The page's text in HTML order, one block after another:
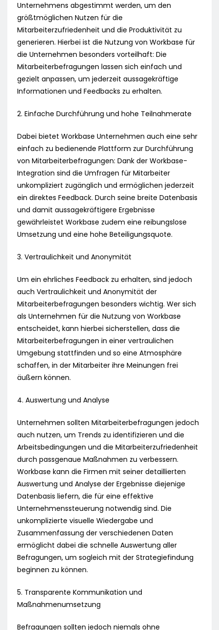
Unternehmens abgestimmt werden, um den
größtmöglichen Nutzen für die
Mitarbeiterzufriedenheit und die Produktivität zu
generieren. Hierbei ist die Nutzung von Workbase für
die Unternehmen besonders vorteilhaft: Die
Mitarbeiterbefragungen lassen sich einfach und
gezielt anpassen, um jederzeit aussagekräftige
Informationen und Feedbacks zu erhalten.
2. Einfache Durchführung und hohe Teilnahmerate
Dabei bietet Workbase Unternehmen auch eine sehr
einfach zu bedienende Plattform zur Durchführung
von Mitarbeiterbefragungen: Dank der Workbase-
Integration sind die Umfragen für Mitarbeiter
unkompliziert zugänglich und ermöglichen jederzeit
ein direktes Feedback. Durch seine breite Datenbasis
und damit aussagekräftigere Ergebnisse
gewährleistet Workbase zudem eine reibungslose
Umsetzung und eine hohe Beteiligungsquote.
3. Vertraulichkeit und Anonymität
Um ein ehrliches Feedback zu erhalten, sind jedoch
auch Vertraulichkeit und Anonymität der
Mitarbeiterbefragungen besonders wichtig. Wer sich
als Unternehmen für die Nutzung von Workbase
entscheidet, kann hierbei sicherstellen, dass die
Mitarbeiterbefragungen in einer vertraulichen
Umgebung stattfinden und so eine Atmosphäre
schaffen, in der Mitarbeiter ihre Meinungen frei
äußern können.
4. Auswertung und Analyse
Unternehmen sollten Mitarbeiterbefragungen jedoch
auch nutzen, um Trends zu identifizieren und die
Arbeitsbedingungen und die Mitarbeiterzufriedenheit
durch passgenaue Maßnahmen zu verbessern.
Workbase kann die Firmen mit seiner detaillierten
Auswertung und Analyse der Ergebnisse diejenige
Datenbasis liefern, die für eine effektive
Unternehmenssteuerung notwendig sind. Die
unkomplizierte visuelle Wiedergabe und
Zusammenfassung der verschiedenen Daten
ermöglicht dabei die schnelle Auswertung aller
Befragungen, um sogleich mit der Strategiefindung
beginnen zu können.
5. Transparente Kommunikation und
Maßnahmenumsetzung
Befragungen sollten jedoch niemals ohne